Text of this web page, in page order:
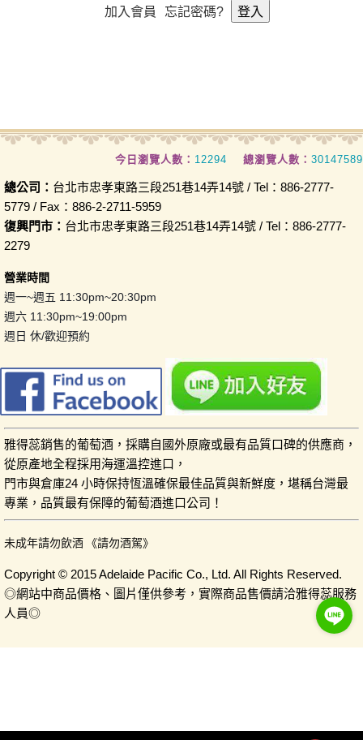
加入會員 忘記密碼?
今日瀏覽人數： 12294 總瀏覽人數： 30147589
總公司： 台北市忠孝東路三段251巷14弄14號 / Tel：886-2777-
5779 / Fax：886-2-2711-5959
復興門市： 台北市忠孝東路三段251巷14弄14號 / Tel：886-2777-
2279
營業時間
週一~週五 11:30pm~20:30pm
週六 11:30pm~19:00pm
週日 休/歡迎預約
雅得蕊銷售的葡萄酒，採購自國外原廠或最有品質口碑的供應商，
從原產地全程採用海運溫控進口，
門市與倉庫24 小時保持恆溫確保最佳品質與新鮮度，堪稱台灣最
專業，品質最有保障的葡萄酒進口公司！
未成年請勿飲酒 《請勿酒駕》
Copyright © 2015 Adelaide Pacific Co., Ltd. All Rights Reserved.
◎網站中商品價格、圖片僅供參考，實際商品售價請洽雅得蕊服務
人員◎